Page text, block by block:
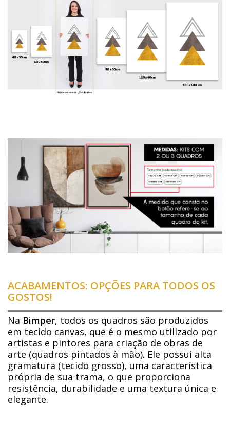
ACABAMENTOS: OPÇÕES PARA TODOS OS
GOSTOS!
Na Bimper, todos os quadros são produzidos
em tecido canvas, que é o mesmo utilizado por
artistas e pintores para criação de obras de
arte (quadros pintados à mão). Ele possui alta
gramatura (tecido grosso), uma característica
própria de sua trama, o que proporciona
resistência, durabilidade e uma textura única e
elegante.